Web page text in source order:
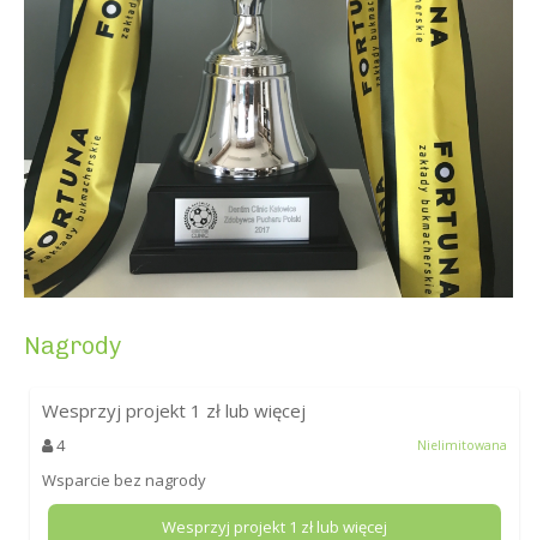
Nagrody
Wesprzyj projekt 1 zł lub więcej
4 Nielimitowana
Wsparcie bez nagrody
Wesprzyj projekt 1 zł lub więcej